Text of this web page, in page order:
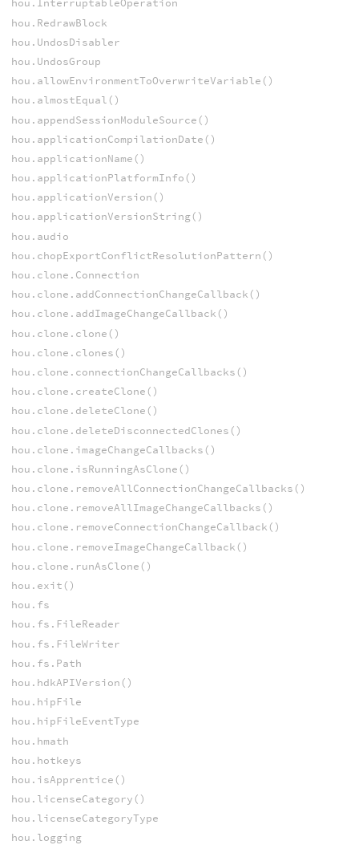
hou.InterruptableOperation
hou.RedrawBlock
hou.UndosDisabler
hou.UndosGroup
hou.allowEnvironmentToOverwriteVariable()
hou.almostEqual()
hou.appendSessionModuleSource()
hou.applicationCompilationDate()
hou.applicationName()
hou.applicationPlatformInfo()
hou.applicationVersion()
hou.applicationVersionString()
hou.audio
hou.chopExportConflictResolutionPattern()
hou.clone.Connection
hou.clone.addConnectionChangeCallback()
hou.clone.addImageChangeCallback()
hou.clone.clone()
hou.clone.clones()
hou.clone.connectionChangeCallbacks()
hou.clone.createClone()
hou.clone.deleteClone()
hou.clone.deleteDisconnectedClones()
hou.clone.imageChangeCallbacks()
hou.clone.isRunningAsClone()
hou.clone.removeAllConnectionChangeCallbacks()
hou.clone.removeAllImageChangeCallbacks()
hou.clone.removeConnectionChangeCallback()
hou.clone.removeImageChangeCallback()
hou.clone.runAsClone()
hou.exit()
hou.fs
hou.fs.FileReader
hou.fs.FileWriter
hou.fs.Path
hou.hdkAPIVersion()
hou.hipFile
hou.hipFileEventType
hou.hmath
hou.hotkeys
hou.isApprentice()
hou.licenseCategory()
hou.licenseCategoryType
hou.logging